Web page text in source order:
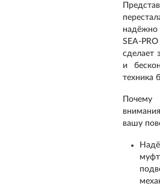
SEA-
сделает
и
техника
Почему
вашу